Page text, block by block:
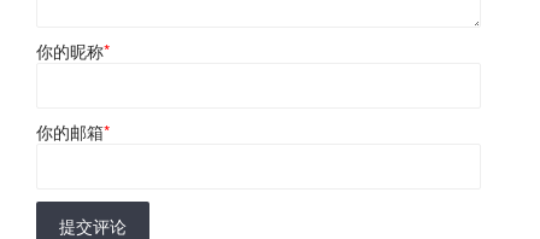
你的昵称*
你的邮箱*
提交评论